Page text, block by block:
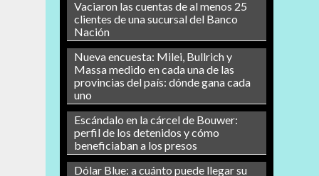
Vaciaron las cuentas de al menos 25
clientes de una sucursal del Banco
Nación
Nueva encuesta: Milei, Bullrich y
Massa medido en cada una de las
provincias del país: dónde gana cada
uno
Escándalo en la cárcel de Bouwer:
perfil de los detenidos y cómo
beneficiaban a los presos
Dólar Blue: a cuánto puede llegar su